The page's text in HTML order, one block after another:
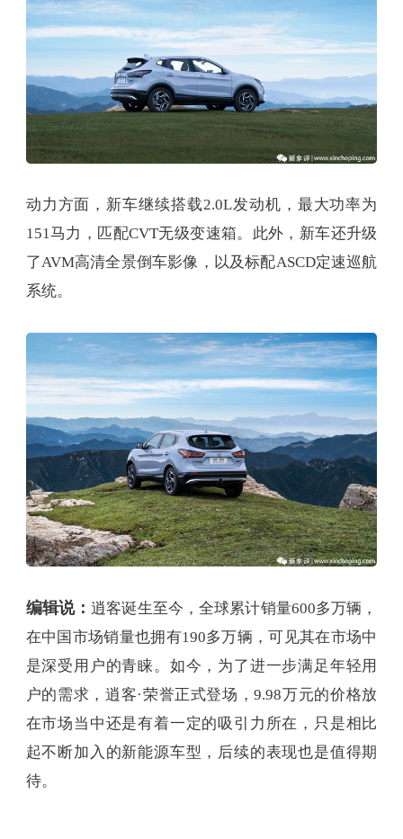
动力方面，新车继续搭载2.0L发动机，最大功率为
151马力，匹配CVT无级变速箱。此外，新车还升级
了AVM高清全景倒车影像，以及标配ASCD定速巡航
系统。
编辑说：逍客诞生至今，全球累计销量600多万辆，
在中国市场销量也拥有190多万辆，可见其在市场中
是深受用户的青睐。如今，为了进一步满足年轻用
户的需求，逍客·荣誉正式登场，9.98万元的价格放
在市场当中还是有着一定的吸引力所在，只是相比
起不断加入的新能源车型，后续的表现也是值得期
待。